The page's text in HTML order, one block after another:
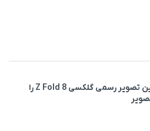
سامسونگ اولین تصویر رسمی گلکسی Z Fold 8 را